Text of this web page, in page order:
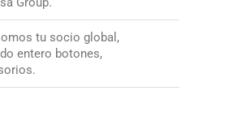
tu socio global,
entero botones,